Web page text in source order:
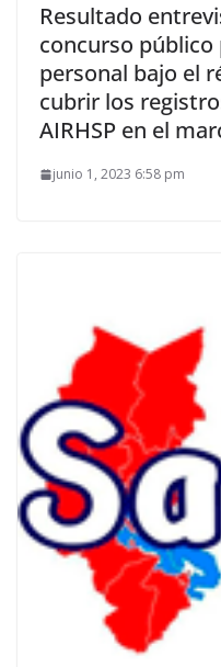
Resultado
concurso
personal bajo el
cubrir los
AIRHSP en el
junio 1, 2023 6:58 pm